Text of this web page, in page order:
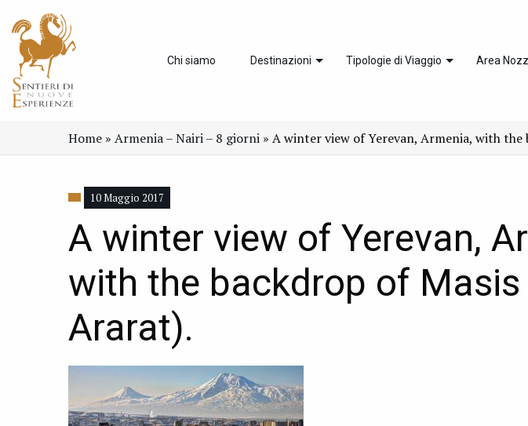
Chi siamo Destinazioni Tipologie di Viaggio Area
Home » Armenia – Nairi – 8 giorni » A winter view of Yerevan, Armenia, with
10 Maggio 2017
A winter view of Yerevan,
with the backdrop of
Ararat).